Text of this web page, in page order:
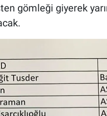
gömleği giyerek